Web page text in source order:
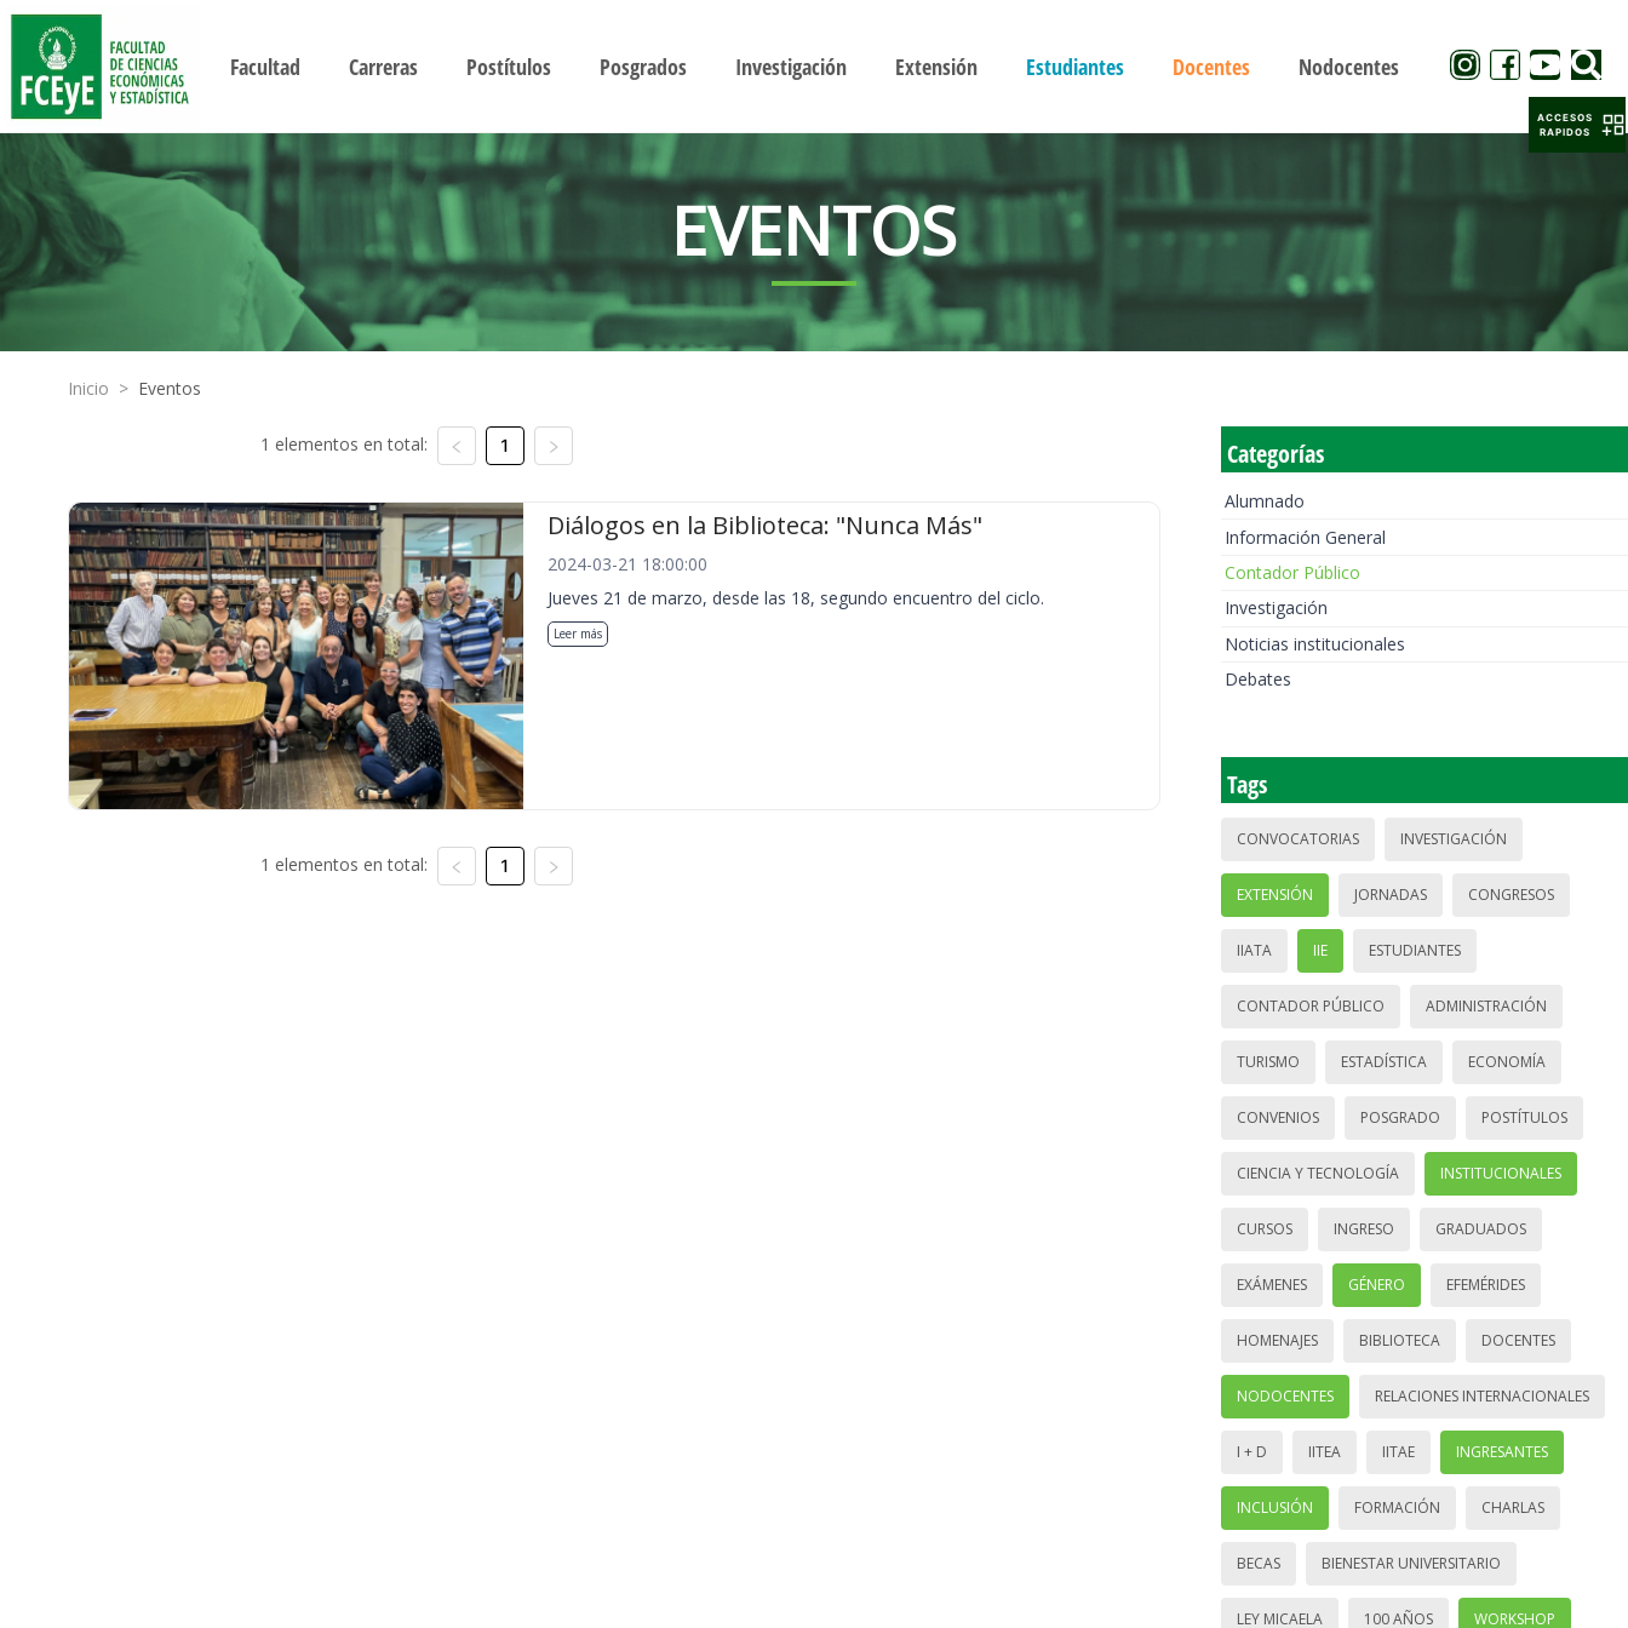
Facultad Carreras Postítulos Posgrados Investigación Extensión Estudiantes Docentes Nodocentes
EVENTOS
Inicio > Eventos
1 elementos en total: 1
Diálogos en la Biblioteca: "Nunca Más"
2024-03-21 18:00:00
Jueves 21 de marzo, desde las 18, segundo encuentro del ciclo.
Leer más
1 elementos en total: 1
Categorías
Alumnado
Información General
Contador Público
Investigación
Noticias institucionales
Debates
Tags
CONVOCATORIAS INVESTIGACIÓN
EXTENSIÓN JORNADAS CONGRESOS
IIATA IIE ESTUDIANTES
CONTADOR PÚBLICO ADMINISTRACIÓN
TURISMO ESTADÍSTICA ECONOMÍA
CONVENIOS POSGRADO POSTÍTULOS
CIENCIA Y TECNOLOGÍA INSTITUCIONALES
CURSOS INGRESO GRADUADOS
EXÁMENES GÉNERO EFEMÉRIDES
HOMENAJES BIBLIOTECA DOCENTES
NODOCENTES RELACIONES INTERNACIONALES
I + D IITEA IITAE INGRESANTES
INCLUSIÓN FORMACIÓN CHARLAS
BECAS BIENESTAR UNIVERSITARIO
LEY MICAELA 100 AÑOS WORKSHOP
ACCESOS
RAPIDOS